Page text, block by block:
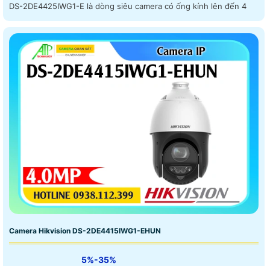
DS-2DE4425IWG1-E là dòng siêu camera có ống kính lên đến 4
Camera Hikvision DS-2DE4415IWG1-EHUN
5%-35%